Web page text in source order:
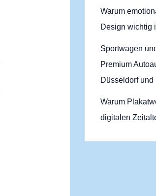
Warum
Design wichtig
Sportwagen
Premium
Düsseldorf und
Warum
digitalen